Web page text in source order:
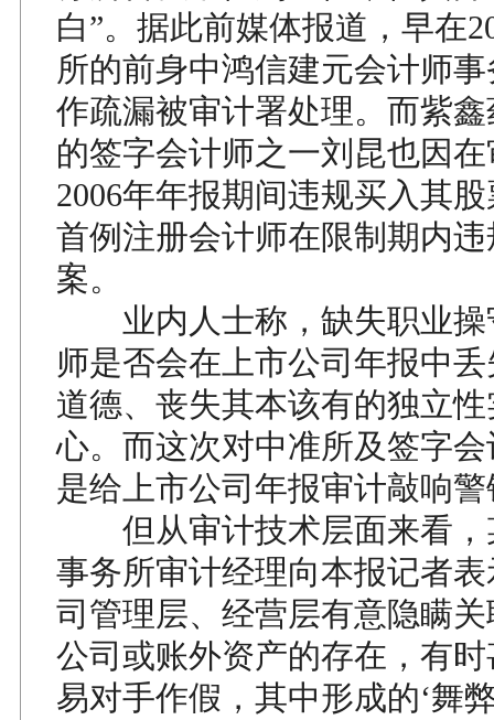
白”。据此前媒体报道，早在
所的前身中鸿信建元会计师
作疏漏被审计署处理。而紫鑫
的签字会计师之一刘昆也因
2006年年报期间违规买入其
首例注册会计师在限制期内
案。
业内人士称，缺失职业操
师是否会在上市公司年报中
道德、丧失其本该有的独立
心。而这次对中准所及签字
是给上市公司年报审计敲响
但从审计技术层面来看，
事务所审计经理向本报记者
司管理层、经营层有意隐瞒
公司或账外资产的存在，有
易对手作假，其中形成的‘舞